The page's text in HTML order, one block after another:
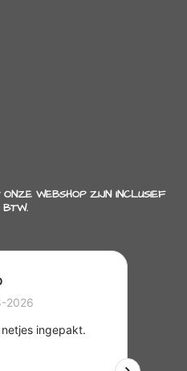
WEBSHOP ZIJN INCLUSIEF
BTW.